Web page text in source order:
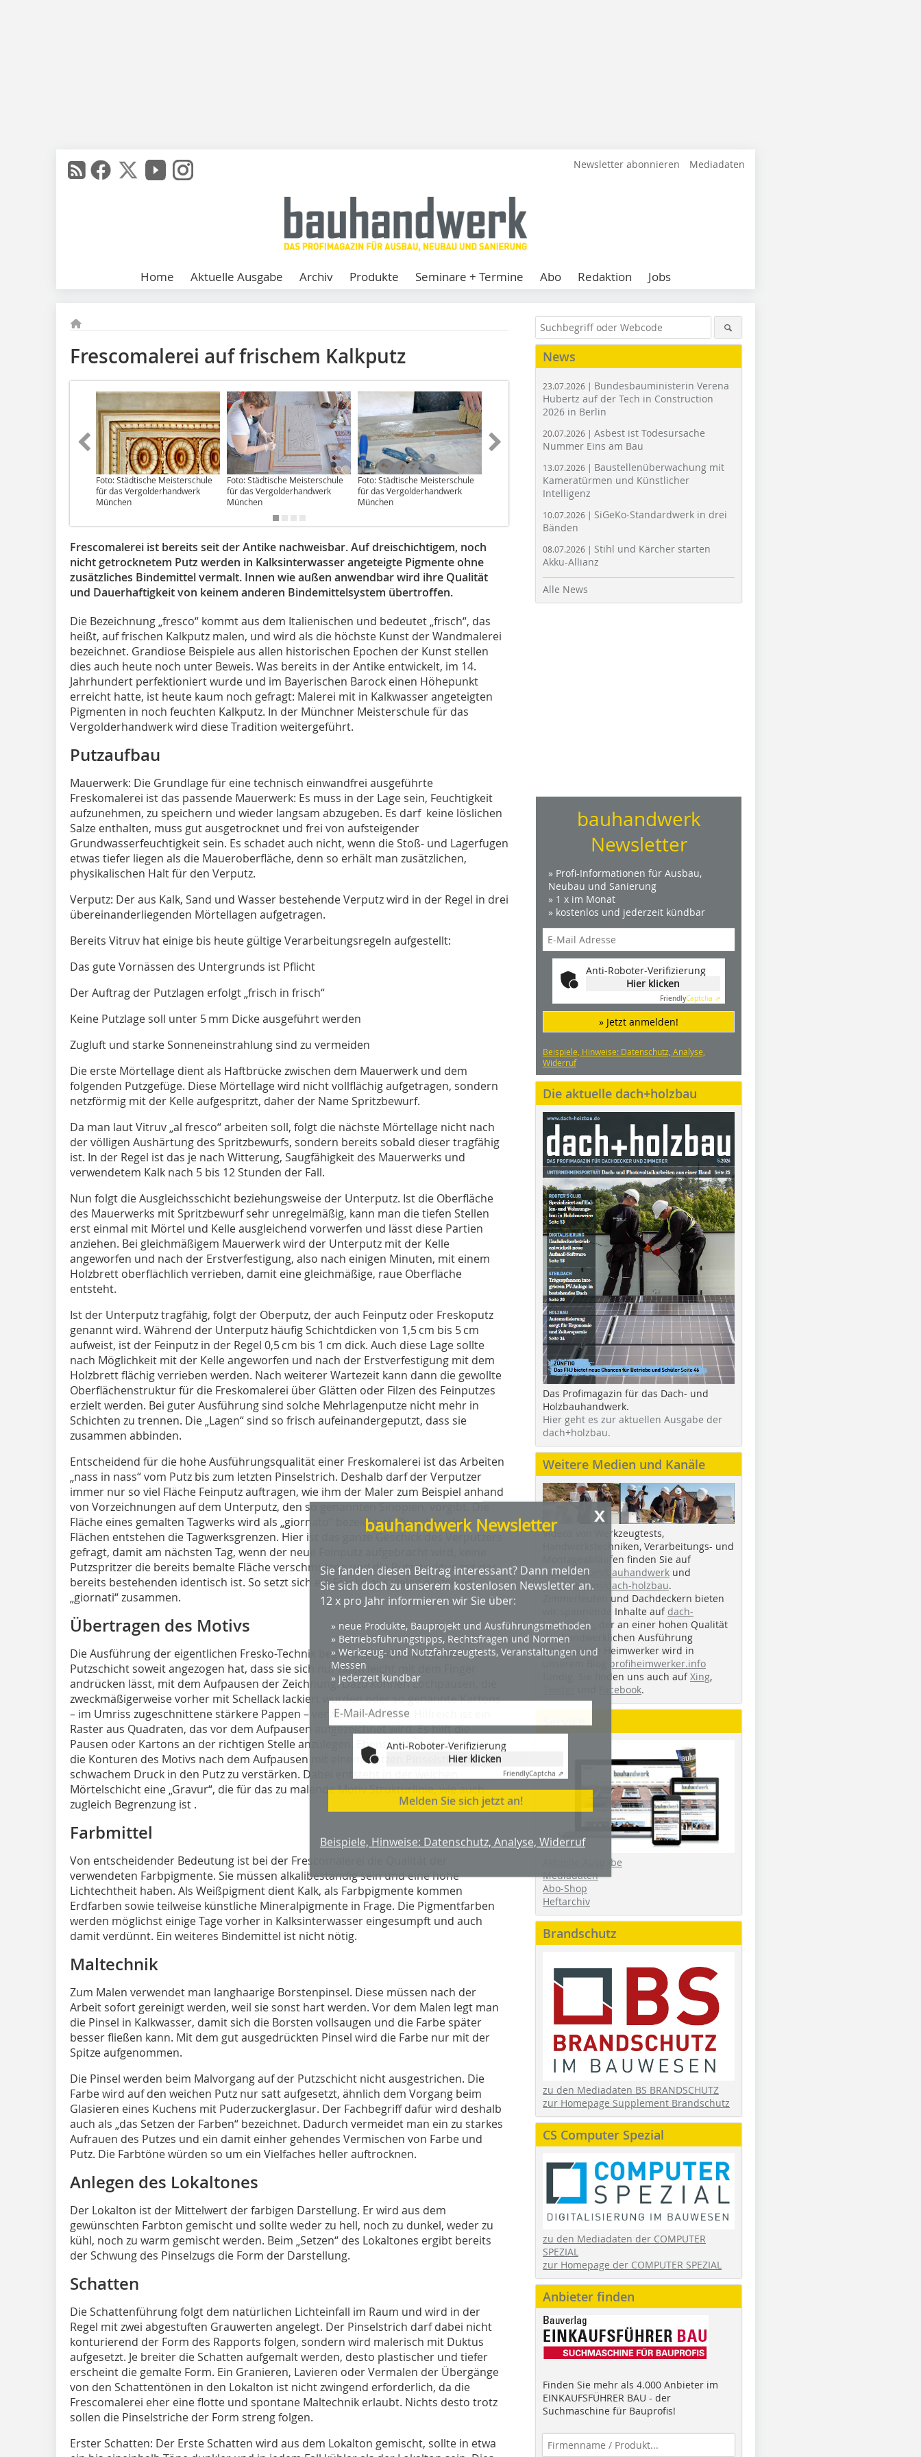
Newsletter abonnieren Mediadaten
Home Aktuelle Ausgabe Archiv Produkte Seminare + Termine Abo Redaktion Jobs
Frescomalerei auf frischem Kalkputz
Foto: Städtische Meisterschule
für das Vergolderhandwerk
München
Foto: Städtische Meisterschule
für das Vergolderhandwerk
München
Foto: Städtische Meisterschule
für das Vergolderhandwerk
München
Foto: Städtische Meisterschule
für das Vergolderhandwerk
Foto: Städtische Meisterschule
Frescomalerei ist bereits seit der Antike nachweisbar. Auf dreischichtigem, noch
nicht getrocknetem Putz werden in Kalksinterwasser angeteigte Pigmente ohne
zusätzliches Bindemittel vermalt. Innen wie außen anwendbar wird ihre Qualität
und Dauerhaftigkeit von keinem anderen Bindemittelsystem übertroffen.
Die Bezeichnung „fresco“ kommt aus dem Italienischen und bedeutet „frisch“, das
heißt, auf frischen Kalkputz malen, und wird als die höchste Kunst der Wandmalerei
bezeichnet. Grandiose Beispiele aus allen historischen Epochen der Kunst stellen
dies auch heute noch unter Beweis. Was bereits in der Antike entwickelt, im 14.
Jahrhundert perfektioniert wurde und im Bayerischen Barock einen Höhepunkt
erreicht hatte, ist heute kaum noch gefragt: Malerei mit in Kalkwasser angeteigten
Pigmenten in noch feuchten Kalkputz. In der Münchner Meisterschule für das
Vergolderhandwerk wird diese Tradition weitergeführt.
Putzaufbau
Mauerwerk: Die Grundlage für eine technisch einwandfrei ausgeführte
Freskomalerei ist das passende Mauerwerk: Es muss in der Lage sein, Feuchtigkeit
aufzunehmen, zu speichern und wieder langsam abzugeben. Es darf keine löslichen
Salze enthalten, muss gut ausgetrocknet und frei von aufsteigender
Grundwasserfeuchtigkeit sein. Es schadet auch nicht, wenn die Stoß- und Lagerfugen
etwas tiefer liegen als die Maueroberfläche, denn so erhält man zusätzlichen,
physikalischen Halt für den Verputz.
Verputz: Der aus Kalk, Sand und Wasser bestehende Verputz wird in der Regel in drei
übereinanderliegenden Mörtellagen aufgetragen.
Bereits Vitruv hat einige bis heute gültige Verarbeitungsregeln aufgestellt:
Das gute Vornässen des Untergrunds ist Pflicht
Der Auftrag der Putzlagen erfolgt „frisch in frisch“
Keine Putzlage soll unter 5 mm Dicke ausgeführt werden
Zugluft und starke Sonneneinstrahlung sind zu vermeiden
Die erste Mörtellage dient als Haftbrücke zwischen dem Mauerwerk und dem
folgenden Putzgefüge. Diese Mörtellage wird nicht vollflächig aufgetragen, sondern
netzförmig mit der Kelle aufgespritzt, daher der Name Spritzbewurf.
Da man laut Vitruv „al fresco“ arbeiten soll, folgt die nächste Mörtellage nicht nach
der völligen Aushärtung des Spritzbewurfs, sondern bereits sobald dieser tragfähig
ist. In der Regel ist das je nach Witterung, Saugfähigkeit des Mauerwerks und
verwendetem Kalk nach 5 bis 12 Stunden der Fall.
Nun folgt die Ausgleichsschicht beziehungsweise der Unterputz. Ist die Oberfläche
des Mauerwerks mit Spritzbewurf sehr unregelmäßig, kann man die tiefen Stellen
erst einmal mit Mörtel und Kelle ausgleichend vorwerfen und lässt diese Partien
anziehen. Bei gleichmäßigem Mauerwerk wird der Unterputz mit der Kelle
angeworfen und nach der Erstverfestigung, also nach einigen Minuten, mit einem
Holzbrett ober­flächlich verrieben, damit eine gleichmäßige, raue Ober­fläche
entsteht.
Ist der Unterputz tragfähig, folgt der Oberputz, der auch Feinputz oder Freskoputz
genannt wird. Während der Unterputz häufig Schichtdicken von 1,5 cm bis 5 cm
aufweist, ist der Feinputz in der Regel 0,5 cm bis 1 cm dick. Auch diese Lage sollte
nach Möglichkeit mit der Kelle angeworfen und nach der Erstverfestigung mit dem
Holzbrett flächig verrieben werden. Nach weiterer Wartezeit kann dann die gewollte
Oberflächenstruktur für die Freskomalerei über Glätten oder Filzen des Feinputzes
erzielt werden. Bei guter Ausführung sind solche Mehrlagenputze nicht mehr in
Schichten zu trennen. Die „Lagen“ sind so frisch aufeinandergeputzt, dass sie
zusammen abbinden.
Entscheidend für die hohe Ausführungsqualität einer Freskomalerei ist das Arbeiten
„nass in nass“ vom Putz bis zum letzten Pinselstrich. Deshalb darf der Verputzer
immer nur so viel Fläche Feinputz auftragen, wie ihm der Maler zum Beispiel anhand
von Vorzeichnungen auf dem Unterputz, den so genannten Sinopien, vorgibt. Die
Fläche eines gemalten Tagwerks wird als „giornato“ bezeichnet. Zwischen den
Flächen entstehen die Tagwerksgrenzen. Hier ist das ganze Geschick des Verputzers
gefragt, damit am nächsten Tag, wenn der neue Feinputz aufgebracht wird, keine
Putzspritzer die bereits bemalte Fläche verschmutzen und die Putzstruktur mit der
bereits bestehenden identisch ist. So setzt sich ein Fresko aus vielen einzelnen
„giornati“ zusammen.
Übertragen des Motivs
Die Ausführung der eigentlichen Fresko-Technik beginnt nachdem die letzte
Putzschicht soweit angezogen hat, dass sie sich nur noch leicht mit dem Finger
andrücken lässt, mit dem Aufpausen der Zeichnung. Dazu können Lochpausen, die
zweckmäßigerweise vorher mit Schellack lackiert wurden oder so genannte Kartons
– im Umriss zugeschnittene stärkere Pappen – verwendet werden. Hilfreich ist ein
Raster aus Quadraten, das vor dem Aufpausen aufgezeichnet wird. Es hilft die
Pausen oder Kartons an der richtigen Stelle anzulegen. Ebenso ist es zweckmäßig,
die Konturen des Motivs nach dem Aufpausen mit einem spitzen Pinselstil und
schwachem Druck in den Putz zu verstärken. Dabei entsteht in der weichen
Mörtelschicht eine „Gravur“, die für das zu malende Motiv Strukturlinie, wie auch
zugleich Begrenzung ist .
Farbmittel
Von entscheidender Bedeutung ist bei der Fresco­malerei die Qualität der
verwendeten Farbpigmente. Sie müssen alkalibeständig sein und eine hohe
Lichtechtheit haben. Als Weißpigment dient Kalk, als Farbpigmente kommen
Erdfarben sowie teilweise künstliche Mineralpigmente in Frage. Die Pigmentfarben
werden möglichst einige Tage vorher in Kalksinterwasser eingesumpft und auch
damit verdünnt. Ein weiteres Bindemittel ist nicht nötig.
Maltechnik
Zum Malen verwendet man langhaarige Borstenpinsel. Diese müssen nach der
Arbeit sofort gereinigt werden, weil sie sonst hart werden. Vor dem Malen legt man
die Pinsel in Kalkwasser, damit sich die Borsten vollsaugen und die Farbe später
besser fließen kann. Mit dem gut ausgedrückten Pinsel wird die Farbe nur mit der
Spitze aufgenommen.
Die Pinsel werden beim Malvorgang auf der Putzschicht nicht ausgestrichen. Die
Farbe wird auf den weichen Putz nur satt aufgesetzt, ähnlich dem Vorgang beim
Glasieren eines Kuchens mit Puderzuckerglasur. Der Fachbegriff dafür wird deshalb
auch als „das Setzen der Farben“ bezeichnet. Dadurch vermeidet man ein zu starkes
Aufrauen des Putzes und ein damit einher gehendes Vermischen von Farbe und
Putz. Die Farbtöne würden so um ein Vielfaches heller auftrocknen.
Anlegen des Lokaltones
Der Lokalton ist der Mittelwert der farbigen Darstellung. Er wird aus dem
gewünschten Farbton gemischt und sollte weder zu hell, noch zu dunkel, weder zu
kühl, noch zu warm gemischt werden. Beim „Setzen“ des Lokaltones ergibt bereits
der Schwung des Pinselzugs die Form der Darstellung.
Schatten
Die Schattenführung folgt dem natürlichen Lichteinfall im Raum und wird in der
Regel mit zwei abgestuften Grauwerten angelegt. Der Pinselstrich darf dabei nicht
konturierend der Form des Rapports folgen, sondern wird malerisch mit Duktus
aufgesetzt. Je breiter die Schatten aufgemalt werden, desto plas­tischer und tiefer
erscheint die gemalte Form. Ein Granieren, Lavieren oder Vermalen der Übergänge
von den Schattentönen in den Lokalton ist nicht zwingend erforderlich, da die
Frescomalerei eher eine flotte und spontane Maltechnik erlaubt. Nichts desto trotz
sollen die Pinselstriche der Form streng folgen.
Erster Schatten: Der Erste Schatten wird aus dem Lokalton gemischt, sollte in etwa
x
bauhandwerk Newsletter
Sie fanden diesen Beitrag interessant? Dann melden
Sie sich doch zu unserem kostenlosen Newsletter an.
» neue Produkte, Bauprojekt und Ausführungsmethoden
» Betriebsführungstipps, Rechtsfragen und Normen
» Werkzeug- und Nutzfahrzeugtests, Veranstaltungen und
» jederzeit kündbar
Anti-Roboter-Verifizierung
Hier klicken
Friendly Captcha ⇗
Melden Sie sich jetzt an!
Beispiele, Hinweise: Datenschutz, Analyse, Widerruf
News
23.07.2026 | Bundesbauministerin Verena
Hubertz auf der Tech in Construction
2026 in Berlin
20.07.2026 | Asbest ist Todesursache
Nummer Eins am Bau
13.07.2026 | Baustellenüberwachung mit
Kameratürmen und Künstlicher
Intelligenz
10.07.2026 | SiGeKo-Standardwerk in drei
Bänden
08.07.2026 | Stihl und Kärcher starten
Akku-Allianz
Alle News
bauhandwerk
Newsletter
» Profi-Informationen für Ausbau,
Neubau und Sanierung
» 1 x im Monat
» kostenlos und jederzeit kündbar
Anti-Roboter-Verifizierung
Hier klicken
FriendlyCaptcha ⇗
» Jetzt anmelden!
Beispiele, Hinweise: Datenschutz, Analyse,
Widerruf
Die aktuelle dach+holzbau
Das Profimagazin für das Dach- und
Holzbauhandwerk.
Hier geht es zur aktuellen Ausgabe der
dach+holzbau.
Weitere Medien und Kanäle
Videos von Werkzeugtests,
Handwerkstechniken, Verarbeitungs- und
Montageabläufen finden Sie auf
youtube.com/bauhandwerk und
youtube.com/dach-holzbau.
Zimmerleuten und Dachdeckern bieten
wir spannende Inhalte auf dach-
holzbau.de
, der an einer hohen Qualität
der handwerklichen Ausführung
interessierte Heimwerker wird in
profiheimwerker.info
fündig. Sie finden uns auch aufXing,
Facebook.
Service
Aktuelle Ausgabe
Mediadaten
Abo-Shop
Heftarchiv
Brandschutz
zu den Mediadaten BS BRANDSCHUTZ
zur Homepage Supplement Brandschutz
CS Computer Spezial
zu den Mediadaten der COMPUTER
SPEZIAL
zur Homepage der COMPUTER SPEZIAL
Anbieter finden
Finden Sie mehr als 4.000 Anbieter im
EINKAUFSFÜHRER BAU - der
Suchmaschine für Bauprofis!